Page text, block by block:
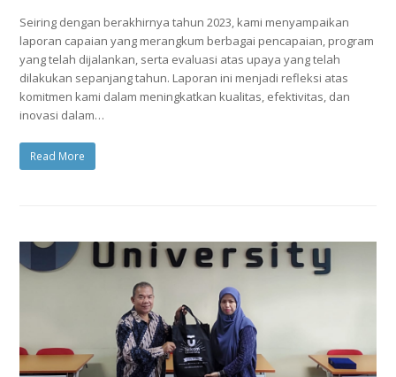
Seiring dengan berakhirnya tahun 2023, kami menyampaikan
laporan capaian yang merangkum berbagai pencapaian, program
yang telah dijalankan, serta evaluasi atas upaya yang telah
dilakukan sepanjang tahun. Laporan ini menjadi refleksi atas
komitmen kami dalam meningkatkan kualitas, efektivitas, dan
inovasi dalam…
Read More